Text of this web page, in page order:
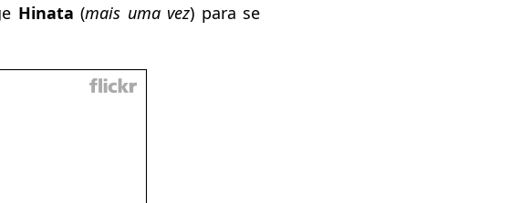
Hinata (mais uma vez) para se